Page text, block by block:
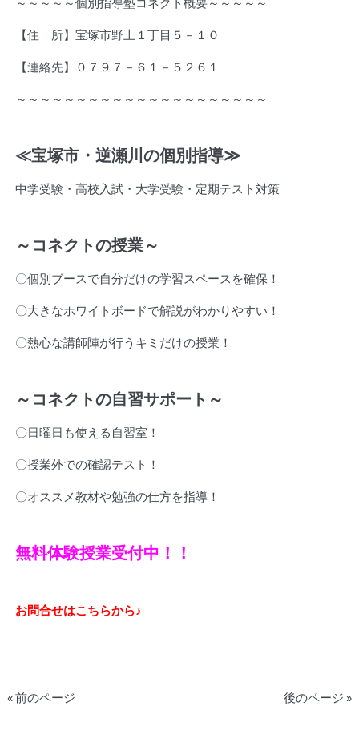
～～～～～個別指導塾コネクト概要～～～～～
【住 所】宝塚市野上１丁目５－１０
【連絡先】０７９７－６１－５２６１
～～～～～～～～～～～～～～～～～～～～～
≪宝塚市・逆瀬川の個別指導≫
中学受験・高校入試・大学受験・定期テスト対策
～コネクトの授業～
〇個別ブースで自分だけの学習スペースを確保！
〇大きなホワイトボードで解説がわかりやすい！
〇熱心な講師陣が行うキミだけの授業！
～コネクトの自習サポート～
〇日曜日も使える自習室！
〇授業外での確認テスト！
〇オススメ教材や勉強の仕方を指導！
無料体験授業受付中！！
お問合せはこちらから♪
« 前のページ 後のページ »